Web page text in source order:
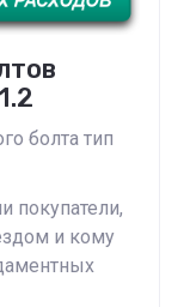
болта тип
покупатели,
и кому